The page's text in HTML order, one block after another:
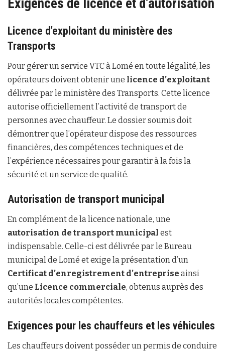
Exigences de licence et d’autorisation
Licence d’exploitant du ministère des
Transports
Pour gérer un service VTC à Lomé en toute légalité, les
opérateurs doivent obtenir une licence d’exploitant
délivrée par le ministère des Transports. Cette licence
autorise officiellement l’activité de transport de
personnes avec chauffeur. Le dossier soumis doit
démontrer que l’opérateur dispose des ressources
financières, des compétences techniques et de
l’expérience nécessaires pour garantir à la fois la
sécurité et un service de qualité.
Autorisation de transport municipal
En complément de la licence nationale, une
autorisation de transport municipal est
indispensable. Celle-ci est délivrée par le Bureau
municipal de Lomé et exige la présentation d’un
Certificat d’enregistrement d’entreprise ainsi
qu’une Licence commerciale, obtenus auprès des
autorités locales compétentes.
Exigences pour les chauffeurs et les véhicules
Les chauffeurs doivent posséder un permis de conduire